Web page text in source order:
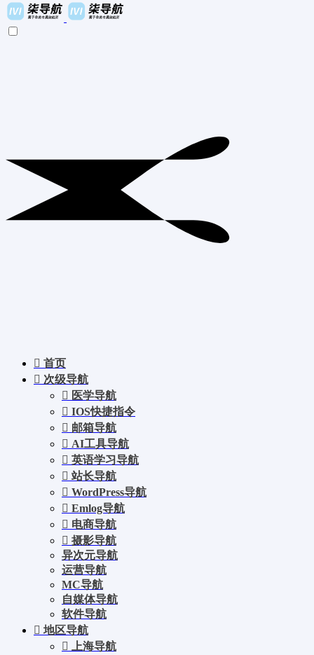
首页
次级导航
医学导航
IOS快捷指令
邮箱导航
AI工具导航
英语学习导航
站长导航
WordPress导航
Emlog导航
电商导航
摄影导航
异次元导航
运营导航
MC导航
自媒体导航
软件导航
地区导航
上海导航